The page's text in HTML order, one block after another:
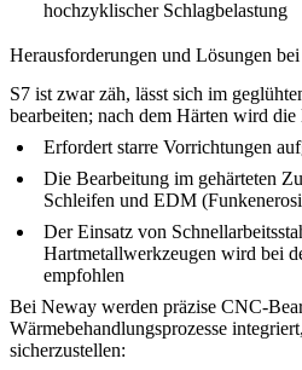
hochzyklischer Schlagbelastung
Herausforderungen und Lösungen
S7 ist zwar zäh, lässt sich im
bearbeiten; nach dem Härten wird
Erfordert starre Vorrichtungen
Die Bearbeitung im gehärteten
Schleifen und EDM
Der Einsatz von
Hartmetallwerkzeugen wird bei
empfohlen
Bei Neway werden präzise CNC-
Wärmebehandlungsprozesse
sicherzustellen: